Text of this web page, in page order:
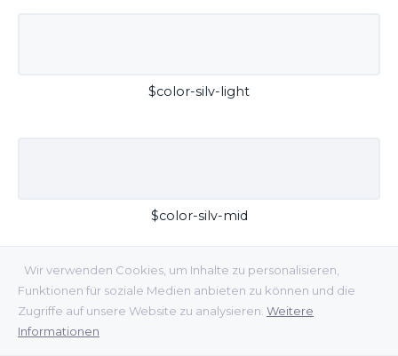
Wir verwenden Cookies, um Inhalte zu personalisieren,
Funktionen für soziale Medien anbieten zu können und die
Zugriffe auf unsere Website zu analysieren. Weitere
Informationen
$color-silv-light
$color-silv-mid